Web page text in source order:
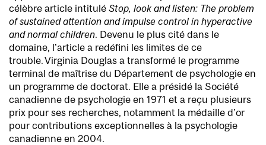
célèbre article intitulé Stop, look and listen: The problem
of sustained attention and impulse control in hyperactive
and normal children. Devenu le plus cité dans le
domaine, l’article a redéfini les limites de ce
trouble. Virginia Douglas a transformé le programme
terminal de maîtrise du Département de psychologie en
un programme de doctorat. Elle a présidé la Société
canadienne de psychologie en 1971 et a reçu plusieurs
prix pour ses recherches, notamment la médaille d’or
pour contributions exceptionnelles à la psychologie
canadienne en 2004.